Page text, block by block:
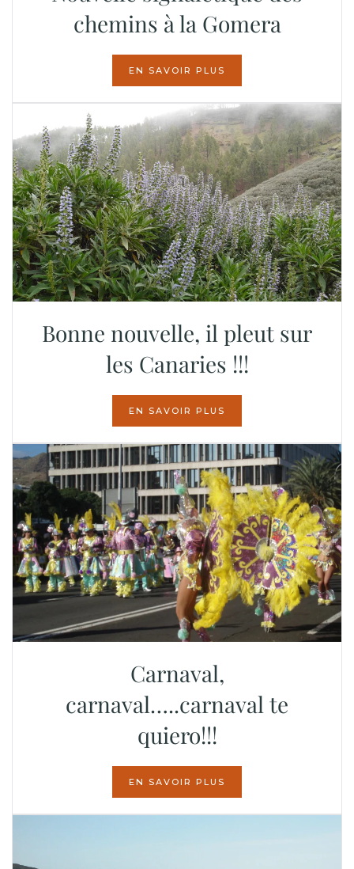
chemins à la Gomera
EN SAVOIR PLUS
Bonne nouvelle, il pleut sur
les Canaries !!!
EN SAVOIR PLUS
Carnaval,
carnaval…..carnaval te
quiero!!!
EN SAVOIR PLUS